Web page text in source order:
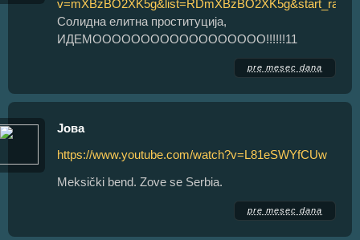
Солидна елитна проституција,
ИДЕМОООООООООООООООООО!!!!!!11
pre mesec dana
Јова
https://www.youtube.com/watch?v=L81eSWYfCUw
Meksički bend. Zove se Serbia.
pre mesec dana